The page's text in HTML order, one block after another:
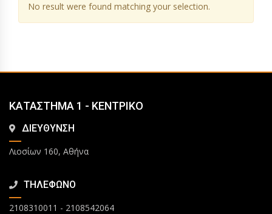
No result were found matching your selection.
ΚΑΤΑΣΤΗΜΑ 1 - ΚΕΝΤΡΙΚΟ
ΔΙΕΥΘΥΝΣΗ
Λιοσίων 160, Αθήνα
ΤΗΛΕΦΩΝΟ
2108310011 - 2108542064